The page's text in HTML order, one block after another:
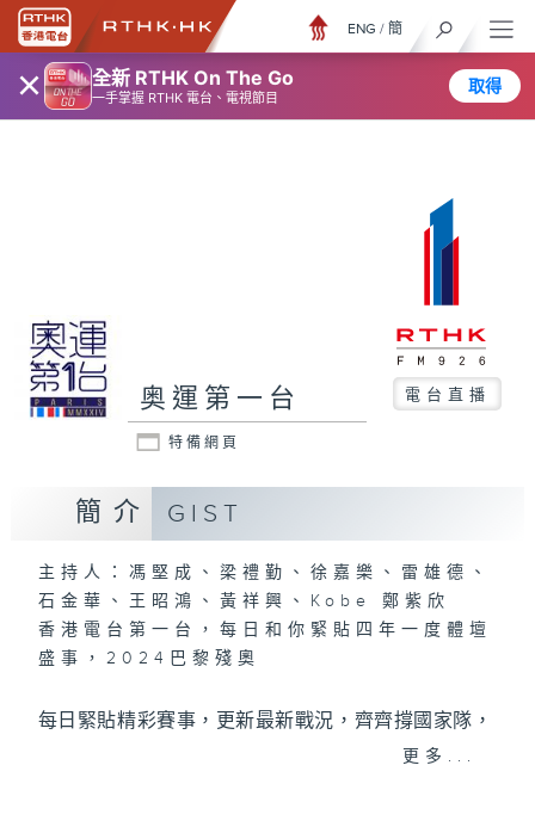
× 全新 RTHK On The Go
一手掌握 RTHK 電台、電視節目
取得
ENG / 簡
奥運第一台 電台直播
特備網頁
簡介 GIST
主持人：馮堅成、梁禮勤、徐嘉樂、雷雄德、
石金華、王昭鴻、黃祥興、Kobe 鄭紫欣
香港電台第一台，每日和你緊貼四年一度體壇
盛事，2024巴黎殘奧
每日緊貼精彩賽事，更新最新戰況，齊齊撐國家隊，
更多...